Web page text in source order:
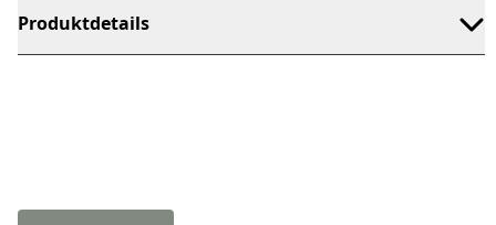
Produktdetails